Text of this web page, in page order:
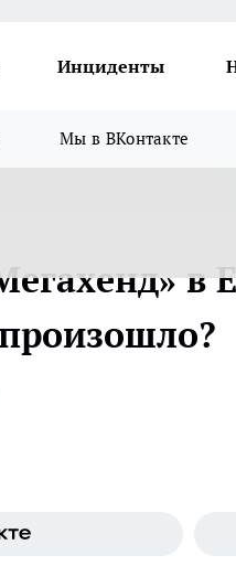
Инциденты
Мы в ВКонтакте
в